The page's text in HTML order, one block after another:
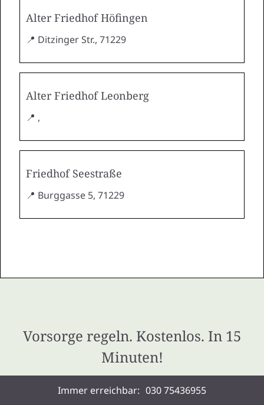
Alter Friedhof Höfingen
📍 Ditzinger Str., 71229
Alter Friedhof Leonberg
📍 ,
Friedhof Seestraße
📍 Burggasse 5, 71229
Vorsorge regeln. Kostenlos. In 15
Minuten!
Patientenverfügung, Vorsorgevollmacht,
Immer erreichbar: 030 75436955